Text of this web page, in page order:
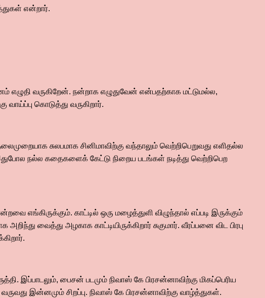
என்றார்.
எழுதி வருகிறேன். நன்றாக எழுதுவேன் என்பதற்காக மட்டுமல்ல,
கொடுத்து வருகிறார்.
சுலபமாக சினிமாவிற்கு வந்தாலும் வெற்றிபெறுவது எளிதல்ல
நல்ல கதைகளைக் கேட்டு நிறைய படங்கள் நடித்து வெற்றிபெற
எங்கிருக்கும். காட்டில் ஒரு மழைத்துளி விழுந்தால் எப்படி இருக்கும்
வைத்து அழகாக காட்டியிருக்கிறார் சுகுமார். வீரப்பனை விட பிரபு
இப்பாடலும், பைசன் படமும் நிவாஸ் கே பிரசன்னாவிற்கு மிகப்பெரிய
வருவது இன்னமும் சிறப்பு. நிவாஸ் கே பிரசன்னாவிற்கு வாழ்த்துகள்.